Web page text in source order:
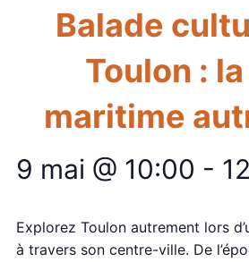
Balade
Toulon :
maritime
9 mai @ 10:00 -
Explorez Toulon autrement lors
à travers son centre-ville. De